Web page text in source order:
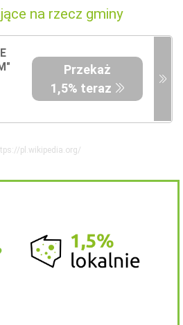
na rzecz gminy
Przekaż
1,5% teraz
pl.wikipedia.org/